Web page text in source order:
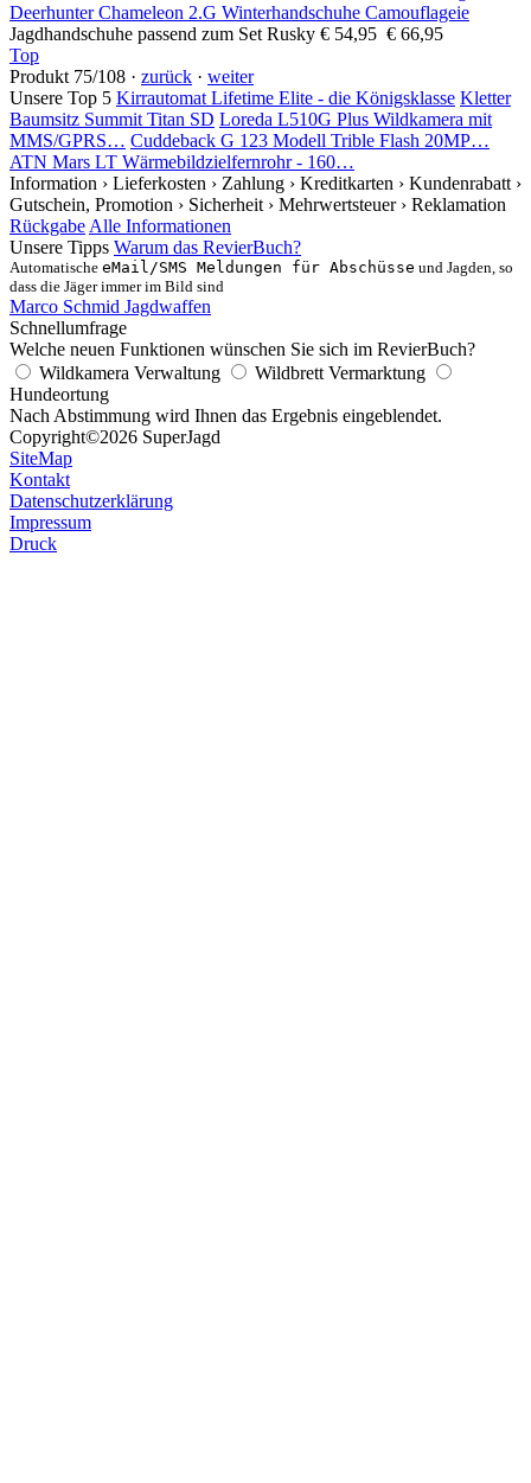
Deerhunter Chameleon 2.G Winterhandschuhe Camouflageie
Jagdhandschuhe passend zum Set Rusky € 54,95 € 66,95
Top
Produkt 75/108 · zurück · weiter
Unsere Top 5 Kirrautomat Lifetime Elite - die Königsklasse Kletter
Baumsitz Summit Titan SD Loreda L510G Plus Wildkamera mit
MMS/GPRS… Cuddeback G 123 Modell Trible Flash 20MP…
ATN Mars LT Wärmebildzielfernrohr - 160…
Information › Lieferkosten › Zahlung › Kreditkarten › Kundenrabatt ›
Gutschein, Promotion › Sicherheit › Mehrwertsteuer › Reklamation
Rückgabe Alle Informationen
Unsere Tipps Warum das RevierBuch?
Automatische eMail/SMS Meldungen für Abschüsse und Jagden, so
dass die Jäger immer im Bild sind
Marco Schmid Jagdwaffen
Schnellumfrage
Welche neuen Funktionen wünschen Sie sich im RevierBuch?
Wildkamera Verwaltung
Wildbrett Vermarktung
Hundeortung
Nach Abstimmung wird Ihnen das Ergebnis eingeblendet.
Copyright©2026 SuperJagd
SiteMap
Kontakt
Datenschutzerklärung
Impressum
Druck